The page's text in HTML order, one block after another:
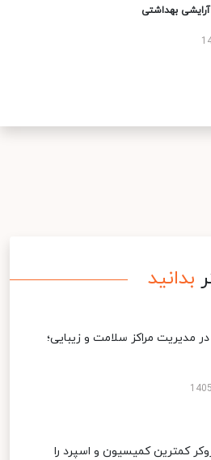
بهداشتی
بدانید
مدیریت مراکز سلامت و زیبایی؛
کمترین کمیسیون و اسپرد را